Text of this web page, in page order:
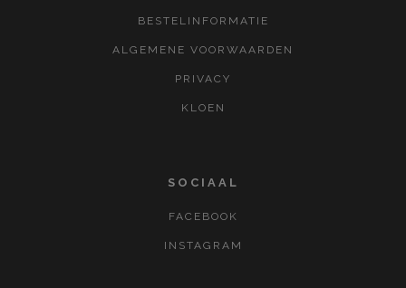
BESTELINFORMATIE
ALGEMENE VOORWAARDEN
PRIVACY
KLOEN
SOCIAAL
FACEBOOK
INSTAGRAM